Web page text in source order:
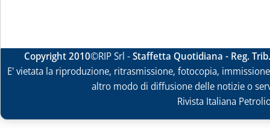
Copyright 2010©RIP Srl -Staffetta Quotidiana - Reg.
E' vietata la riproduzione, ritrasmissione, fotocopia,
altro modo di diffusione delle notizie o
Rivista Italiana